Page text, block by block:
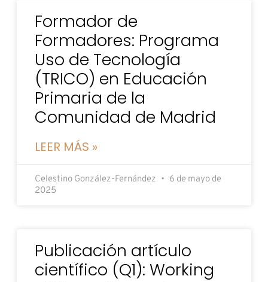
Formador de
Formadores: Programa
Uso de Tecnología
(TRICO) en Educación
Primaria de la
Comunidad de Madrid
LEER MÁS »
Celestino González-Fernández
6 de mayo de
2025
Publicación artículo
científico (Q1): Working